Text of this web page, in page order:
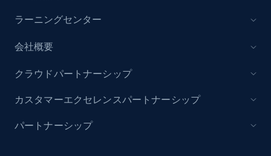
keyword
URL, Title, Rating, Reviews, Initial price, Final
ラーニングセンター
会社概要
クラウドパートナーシップ
カスタマーエクセレンスパートナーシップ
パートナーシップ